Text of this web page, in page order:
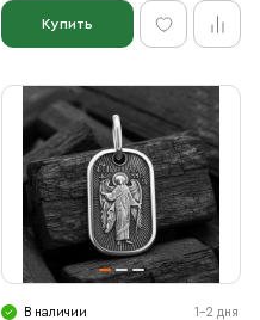
Купить
В наличии 1-2 дня